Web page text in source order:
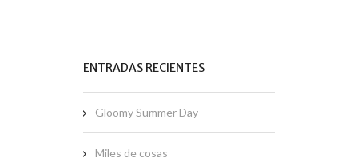
ENTRADAS RECIENTES
Gloomy Summer Day
Miles de cosas